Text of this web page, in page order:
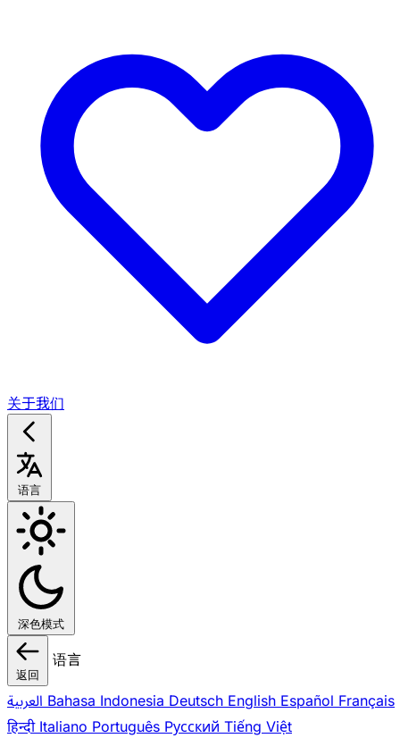
关于我们
语言
深色模式
返回
语言
Bahasa Indonesia Deutsch English Español Français
हिन्दी Italiano Português Pусский Tiếng Việt